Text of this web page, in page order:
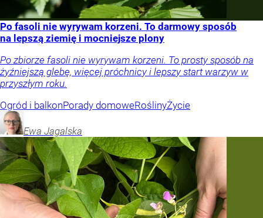
Po fasoli nie wyrywam korzeni. To darmowy sposób
na lepszą ziemię i mocniejsze plony
Po zbiorze fasoli nie wyrywam korzeni. To prosty sposób na
żyźniejszą glebę, więcej próchnicy i lepszy start warzyw w
przyszłym roku.
Ogród i balkonPorady domoweRoślinyŻycie
Ewa Jagalska